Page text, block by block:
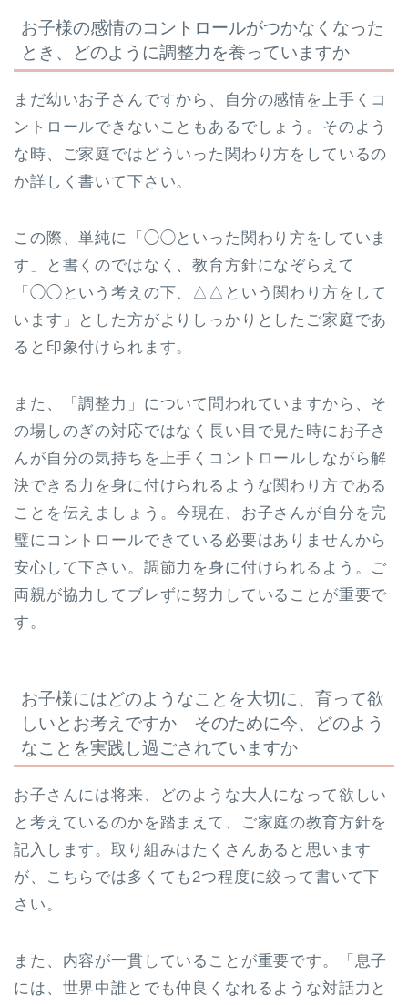
お子様の感情のコントロールがつかなくなった
とき、どのように調整力を養っていますか
まだ幼いお子さんですから、自分の感情を上手くコ
ントロールできないこともあるでしょう。そのよう
な時、ご家庭ではどういった関わり方をしているの
か詳しく書いて下さい。
この際、単純に「◯◯といった関わり方をしていま
す」と書くのではなく、教育方針になぞらえて
「◯◯という考えの下、△△という関わり方をして
います」とした方がよりしっかりとしたご家庭であ
ると印象付けられます。
また、「調整力」について問われていますから、そ
の場しのぎの対応ではなく長い目で見た時にお子さ
んが自分の気持ちを上手くコントロールしながら解
決できる力を身に付けられるような関わり方である
ことを伝えましょう。今現在、お子さんが自分を完
璧にコントロールできている必要はありませんから
安心して下さい。調節力を身に付けられるよう。ご
両親が協力してブレずに努力していることが重要で
す。
お子様にはどのようなことを大切に、育って欲
しいとお考えですか そのために今、どのよう
なことを実践し過ごされていますか
お子さんには将来、どのような大人になって欲しい
と考えているのかを踏まえて、ご家庭の教育方針を
記入します。取り組みはたくさんあると思います
が、こちらでは多くても2つ程度に絞って書いて下
さい。
また、内容が一貫していることが重要です。「息子
には、世界中誰とでも仲良くなれるような対話力と